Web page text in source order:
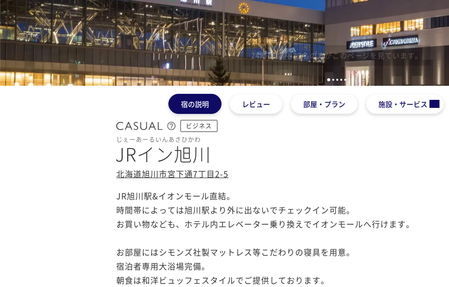
1 2 3 4 5
宿の説明 レビュー 部屋・プラン 施設・サービス
ビジネス
じぇーあーるいんあさひかわ
JRイン旭川
北海道旭川市宮下通7丁目2-5
JR旭川駅&イオンモール直結。
時間帯によっては旭川駅より外に出ないでチェックイン可能。
お買い物なども、ホテル内エレベーター乗り換えでイオンモールへ行けます。
お部屋にはシモンズ社製マットレス等こだわりの寝具を用意。
宿泊者専用大浴場完備。
朝食は和洋ビュッフェスタイルでご提供しております。